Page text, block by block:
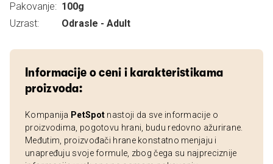
Pakovanje: 100g
Uzrast:
Odrasle - Adult
Informacije o ceni i karakteristikama
proizvoda:
Kompanija PetSpot nastoji da sve informacije o
proizvodima, pogotovu hrani, budu redovno ažurirane.
Međutim, proizvođači hrane konstatno menjaju i
unapređuju svoje formule, zbog čega su najpreciznije